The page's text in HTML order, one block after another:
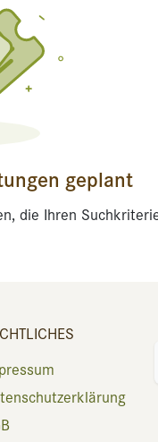
geplant
die Ihren